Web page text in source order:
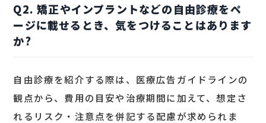
Q2. 矯正やインプラントなどの自由診療をペ
ージに載せるとき、気をつけることはあります
か?
自由診療を紹介する際は、医療広告ガイドラインの
観点から、費用の目安や治療期間に加えて、想定さ
れるリスク・注意点を併記する配慮が求められま